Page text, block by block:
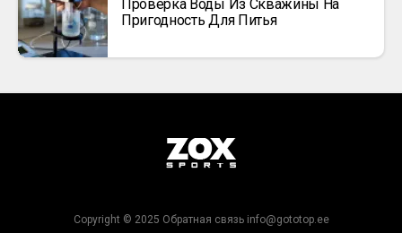
Проверка Воды Из Скважины На
Пригодность Для Питья
Copyright © 2025 Обратная связь info@gototop.ee